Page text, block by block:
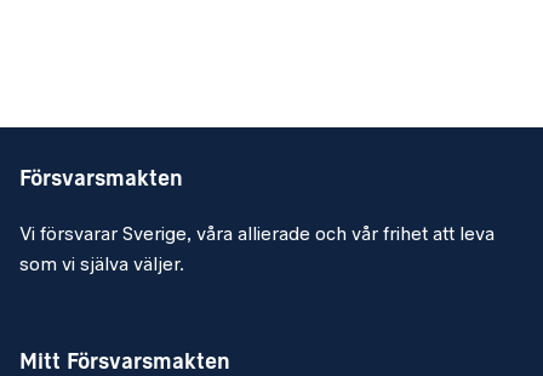
Försvarsmakten
Vi försvarar Sverige, våra allierade och vår frihet att leva
som vi själva väljer.
Mitt Försvarsmakten